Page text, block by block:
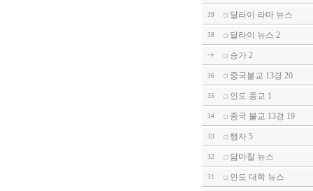
39 달라이 라마 뉴스
38 달라이 뉴스 2
승가 2
36 중국불교 13경 20
35 인도 종교 1
34 중국 불교 13경 19
33 행자 5
32 담마찰 뉴스
31 인도 대학 뉴스